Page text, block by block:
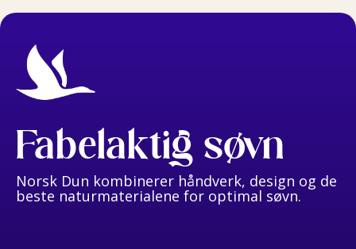
Fabelaktig søvn
Norsk Dun kombinerer håndverk, design og de
beste naturmaterialene for optimal søvn.